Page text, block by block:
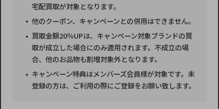
宅配買取が対象となります。
他のクーポン、キャンペーンとの併用はできません。
買取金額20％UPは、キャンペーン対象ブランドの買
取が成立した場合にのみ適用されます。不成立の場
合、他のお品物も割増対象外となります。
キャンペーン特典はメンバーズ会員様が対象です。未
登録の方は、ご利用の際にご登録をお願い致します。